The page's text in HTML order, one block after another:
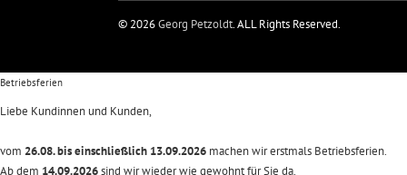
© 2026Georg Petzoldt. ALL Rights Reserved.
Betriebsferien
Liebe Kundinnen und Kunden,
vom 26.08. bis einschließlich 13.09.2026 machen wir erstmals Betriebsferien.
Ab dem 14.09.2026sind wir wieder wie gewohnt für Sie da.